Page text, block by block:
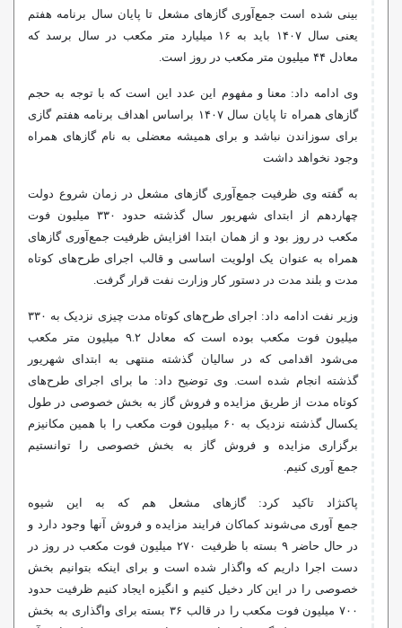
بینی شده است جمع‌آوری گازهای مشعل تا پایان سال برنامه هفتم
یعنی سال ۱۴۰۷ باید به ۱۶ میلیارد متر مکعب در سال برسد که
معادل ۴۴ میلیون متر مکعب در روز است.
وی ادامه داد: معنا و مفهوم این عدد این است که با توجه به حجم
گازهای همراه تا پایان سال ۱۴۰۷
براساس اهداف برنامه هفتم گازی
برای سوزاندن نباشد و برای همیشه معضلی به نام گازهای همراه
وجود نخواهد داشت
به گفته وی ظرفیت جمع‌آوری گازهای مشعل در زمان شروع دولت
چهاردهم از ابتدای شهریور سال گذشته حدود ۳۳۰ میلیون فوت
مکعب در روز بود و از همان ابتدا افزایش ظرفیت جمع‌آوری گازهای
همراه به عنوان یک اولویت اساسی و قالب اجرای طرح‌های کوتاه
مدت و بلند مدت در دستور کار وزارت نفت قرار گرفت.
وزیر نفت ادامه داد: اجرای طرح‌های کوتاه مدت چیزی نزدیک به ۳۳۰
میلیون فوت مکعب بوده است که معادل ۹.۲ میلیون متر مکعب
می‌شود اقدامی که در سالیان گذشته منتهی به ابتدای شهریور
گذشته انجام شده است. وی توضیح داد: ما برای اجرای طرح‌های
کوتاه مدت از طریق مزایده و فروش گاز به بخش خصوصی در طول
یکسال گذشته نزدیک به ۶۰ میلیون فوت مکعب را با همین مکانیزم
برگزاری مزایده و فروش گاز به بخش خصوصی را توانستیم
جمع آوری کنیم.
پاکنژاد تاکید کرد: گازهای مشعل هم که به این شیوه
جمع
آوریمی‌شوند کماکان فرایند مزایده و فروش آنها وجود دارد و
در حال حاضر ۹ بسته با ظرفیت ۲۷۰ میلیون فوت مکعب در روز در
دست اجرا داریم که واگذار شده است و برای اینکه بتوانیم بخش
خصوصی را در این کار دخیل کنیم و انگیزه ایجاد کنیم ظرفیت حدود
۷۰۰ میلیون فوت مکعب را در قالب ۳۶ بسته برای واگذاری به بخش